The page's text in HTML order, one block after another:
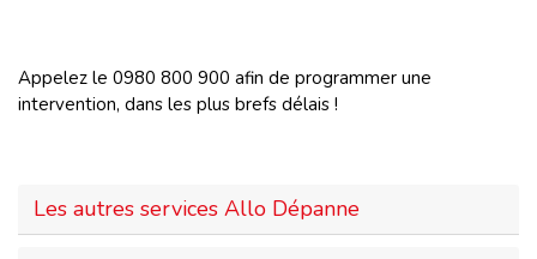
Appelez le 0980 800 900 afin de programmer une
intervention, dans les plus brefs délais !
Les autres services Allo Dépanne